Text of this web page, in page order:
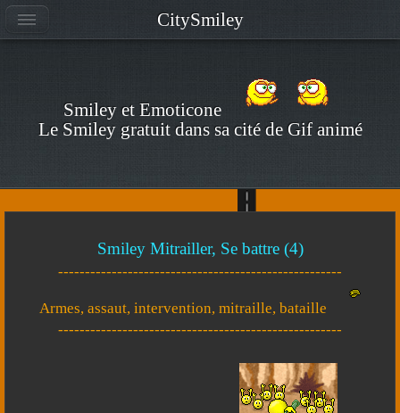
Smiley et Emoticone
Le Smiley gratuit dans sa cité de Gif animé
Smiley Mitrailler, Se battre (4)
-----------------------------------------------------
Armes, assaut, intervention, mitraille, bataille
-----------------------------------------------------
CitySmiley